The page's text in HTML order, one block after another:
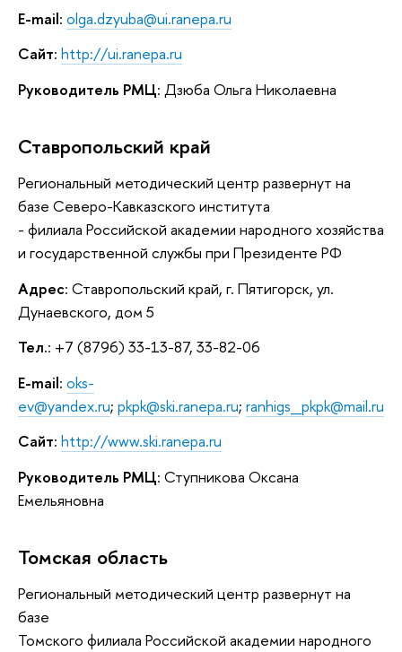
E-mail: olga.dzyuba@ui.ranepa.ru
Сайт: http://ui.ranepa.ru
Руководитель РМЦ: Дзюба Ольга Николаевна
Ставропольский край
Региональный методический центр развернут на
базе Северо-Кавказского института
- филиала Российской академии народного хозяйства
и государственной службы при Президенте РФ
Адрес: Ставропольский край, г. Пятигорск, ул.
Дунаевского, дом 5
Тел.: +7 (8796) 33-13-87, 33-82-06
E-mail: oks-
ev@yandex.ru; pkpk@ski.ranepa.ru; ranhigs_pkpk@mail.ru
Сайт: http://www.ski.ranepa.ru
Руководитель РМЦ: Ступникова Оксана
Емельяновна
Томская область
Региональный методический центр развернут на
базе
Томского филиала Российской академии народного